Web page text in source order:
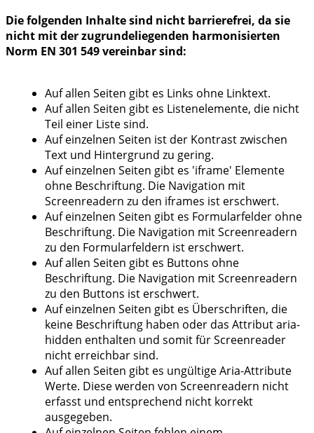
Die folgenden Inhalte sind nicht barrierefrei, da sie
nicht mit der zugrundeliegenden harmonisierten
Norm EN 301 549 vereinbar sind:
Auf allen Seiten gibt es Links ohne Linktext.
Auf allen Seiten gibt es Listenelemente, die nicht
Teil einer Liste sind.
Auf einzelnen Seiten ist der Kontrast zwischen
Text und Hintergrund zu gering.
Auf einzelnen Seiten gibt es 'iframe' Elemente
ohne Beschriftung. Die Navigation mit
Screenreadern zu den iframes ist erschwert.
Auf einzelnen Seiten gibt es Formularfelder ohne
Beschriftung. Die Navigation mit Screenreadern
zu den Formularfeldern ist erschwert.
Auf allen Seiten gibt es Buttons ohne
Beschriftung. Die Navigation mit Screenreadern
zu den Buttons ist erschwert.
Auf einzelnen Seiten gibt es Überschriften, die
keine Beschriftung haben oder das Attribut aria-
hidden enthalten und somit für Screenreader
nicht erreichbar sind.
Auf allen Seiten gibt es ungültige Aria-Attribute
Werte. Diese werden von Screenreadern nicht
erfasst und entsprechend nicht korrekt
ausgegeben.